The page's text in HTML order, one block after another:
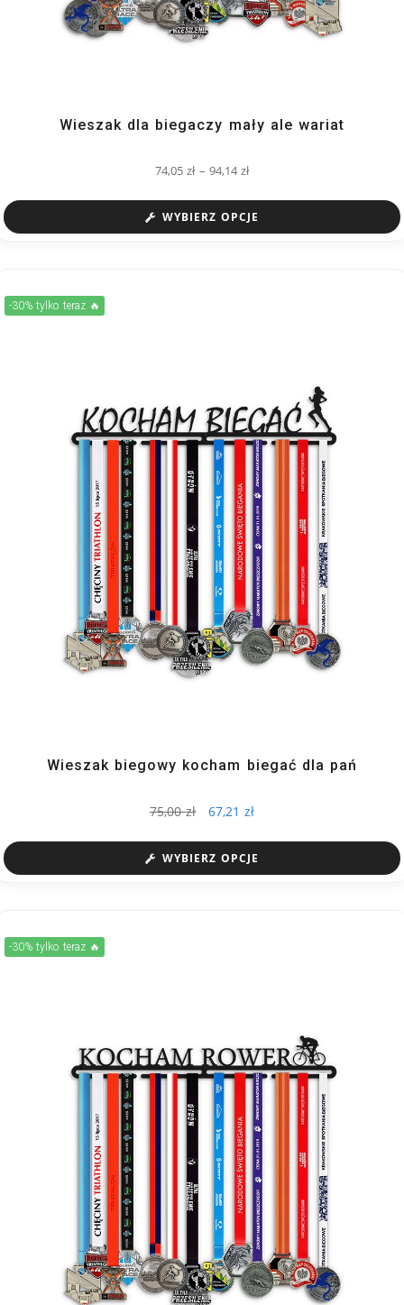
Wieszak dla biegaczy mały ale wariat
74,05zł – 94,14zł
WYBIERZ OPCJE
-30% tylko teraz 🔥
Wieszak biegowy kocham biegać dla pań
75,00zł 67,21zł
WYBIERZ OPCJE
-30% tylko teraz 🔥